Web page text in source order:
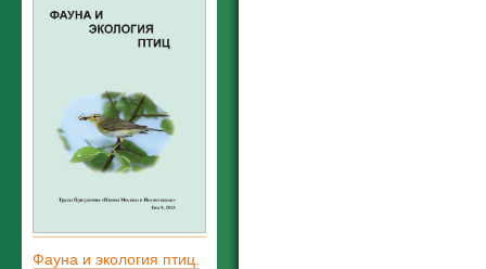
Фауна и экология птиц.